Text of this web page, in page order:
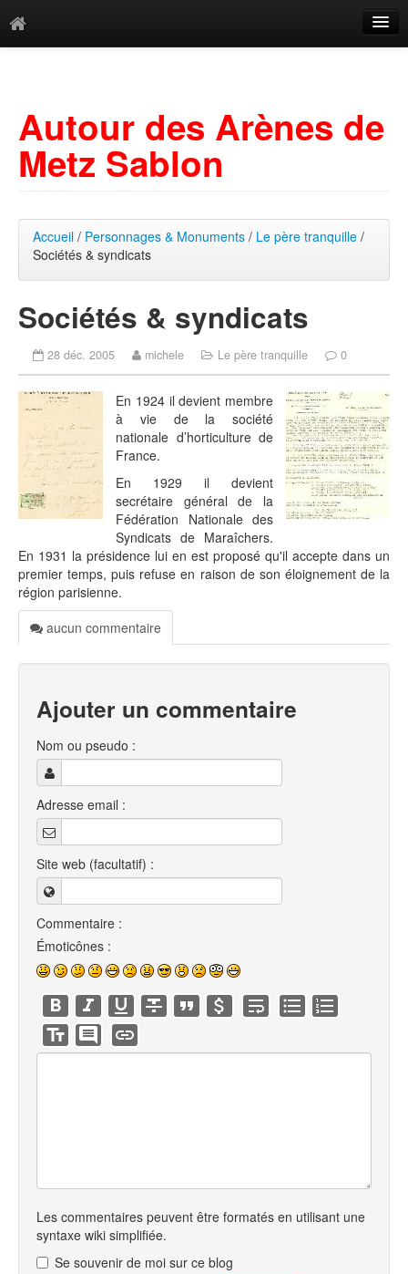
Mots-clés
Autour des Arènes de
Metz Sablon
Accueil / Personnages & Monuments / Le père tranquille /
Sociétés & syndicats
Sociétés & syndicats
28 déc. 2005 michele Le père tranquille 0
En 1924 il devient membre
à vie de la société
nationale d’horticulture de
France.
En 1929 il devient
secrétaire général de la
Fédération Nationale des
Syndicats de Maraîchers.
En 1931 la présidence lui en est proposé qu'il accepte dans un
premier temps, puis refuse en raison de son éloignement de la
région parisienne.
aucun commentaire
Ajouter un commentaire
Nom ou pseudo :
Adresse email :
Site web (facultatif) :
Commentaire :
Émoticônes :
Les commentaires peuvent être formatés en utilisant une
syntaxe wiki simplifiée.
Se souvenir de moi sur ce blog